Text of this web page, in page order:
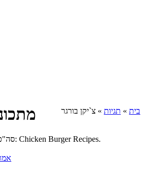
בית » תגיות » צ`יקן בורגר
סה"כ 2 מתכונים, שם באנגלית: Chicken Burger Recipes.